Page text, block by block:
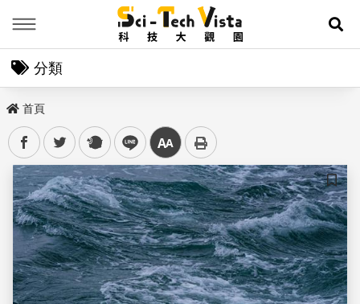
展
分類
首頁
facebooktwitter plurk line 中
儲存